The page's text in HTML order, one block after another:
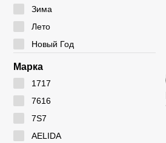
Зима
Лето
Новый Год
Марка
1717
7616
7S7
AELIDA